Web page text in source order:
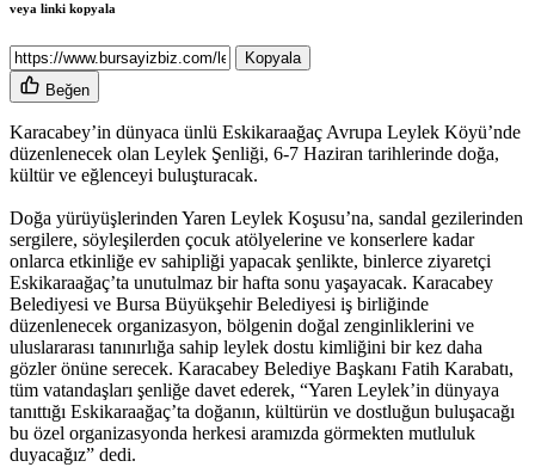
veya linki kopyala
Kopyala
Beğen
Karacabey’in dünyaca ünlü Eskikaraağaç Avrupa Leylek Köyü’nde
düzenlenecek olan Leylek Şenliği, 6-7 Haziran tarihlerinde doğa,
kültür ve eğlenceyi buluşturacak.
Doğa yürüyüşlerinden Yaren Leylek Koşusu’na, sandal gezilerinden
sergilere, söyleşilerden çocuk atölyelerine ve konserlere kadar
onlarca etkinliğe ev sahipliği yapacak şenlikte, binlerce ziyaretçi
Eskikaraağaç’ta unutulmaz bir hafta sonu yaşayacak. Karacabey
Belediyesi ve Bursa Büyükşehir Belediyesi iş birliğinde
düzenlenecek organizasyon, bölgenin doğal zenginliklerini ve
uluslararası tanınırlığa sahip leylek dostu kimliğini bir kez daha
gözler önüne serecek. Karacabey Belediye Başkanı Fatih Karabatı,
tüm vatandaşları şenliğe davet ederek, “Yaren Leylek’in dünyaya
tanıttığı Eskikaraağaç’ta doğanın, kültürün ve dostluğun buluşacağı
bu özel organizasyonda herkesi aramızda görmekten mutluluk
duyacağız” dedi.